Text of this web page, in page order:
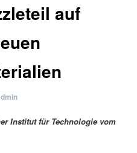
auf
Institut für Technologie vom